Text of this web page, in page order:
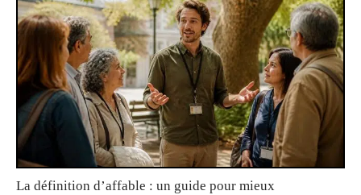
La définition d’affable : un guide pour mieux